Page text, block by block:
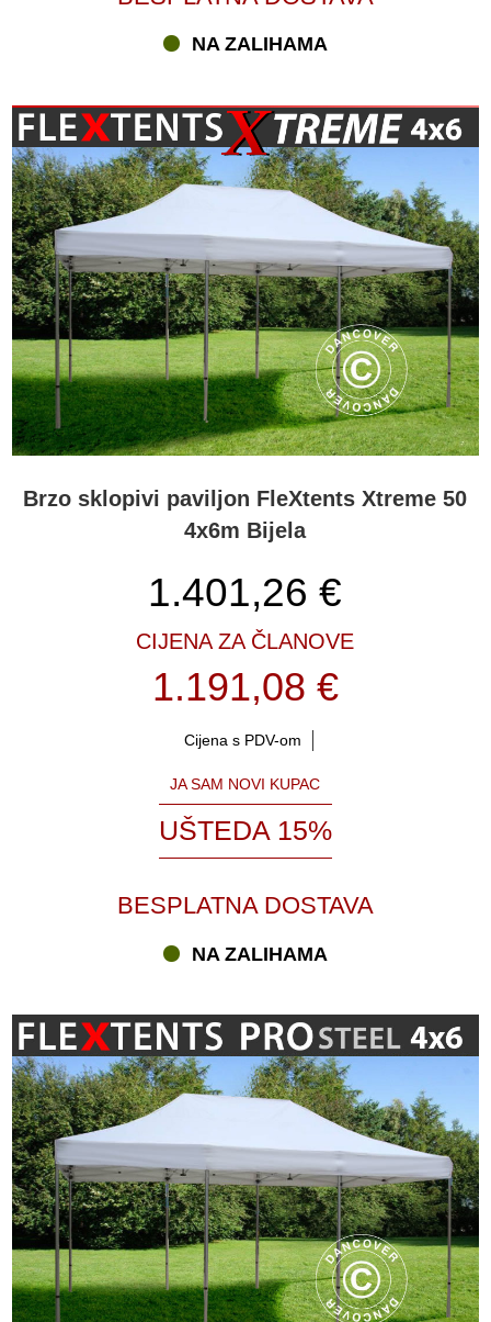
NA ZALIHAMA
Brzo sklopivi paviljon FleXtents Xtreme 50
4x6m Bijela
1.401,26 €
CIJENA ZA ČLANOVE
1.191,08 €
Cijena s PDV-om
JA SAM NOVI KUPAC
UŠTEDA 15%
BESPLATNA DOSTAVA
NA ZALIHAMA